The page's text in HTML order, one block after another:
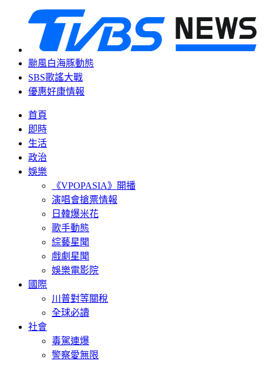
颱風白海豚動態
SBS歌謠大戰
優惠好康情報
首頁
即時
生活
政治
娛樂
《VPOPASIA》開播
演唱會搶票情報
日韓爆米花
歌手動態
綜藝星聞
戲劇星聞
娛樂電影院
國際
川普對等關稅
全球必讀
社會
毒駕連爆
警察愛無限